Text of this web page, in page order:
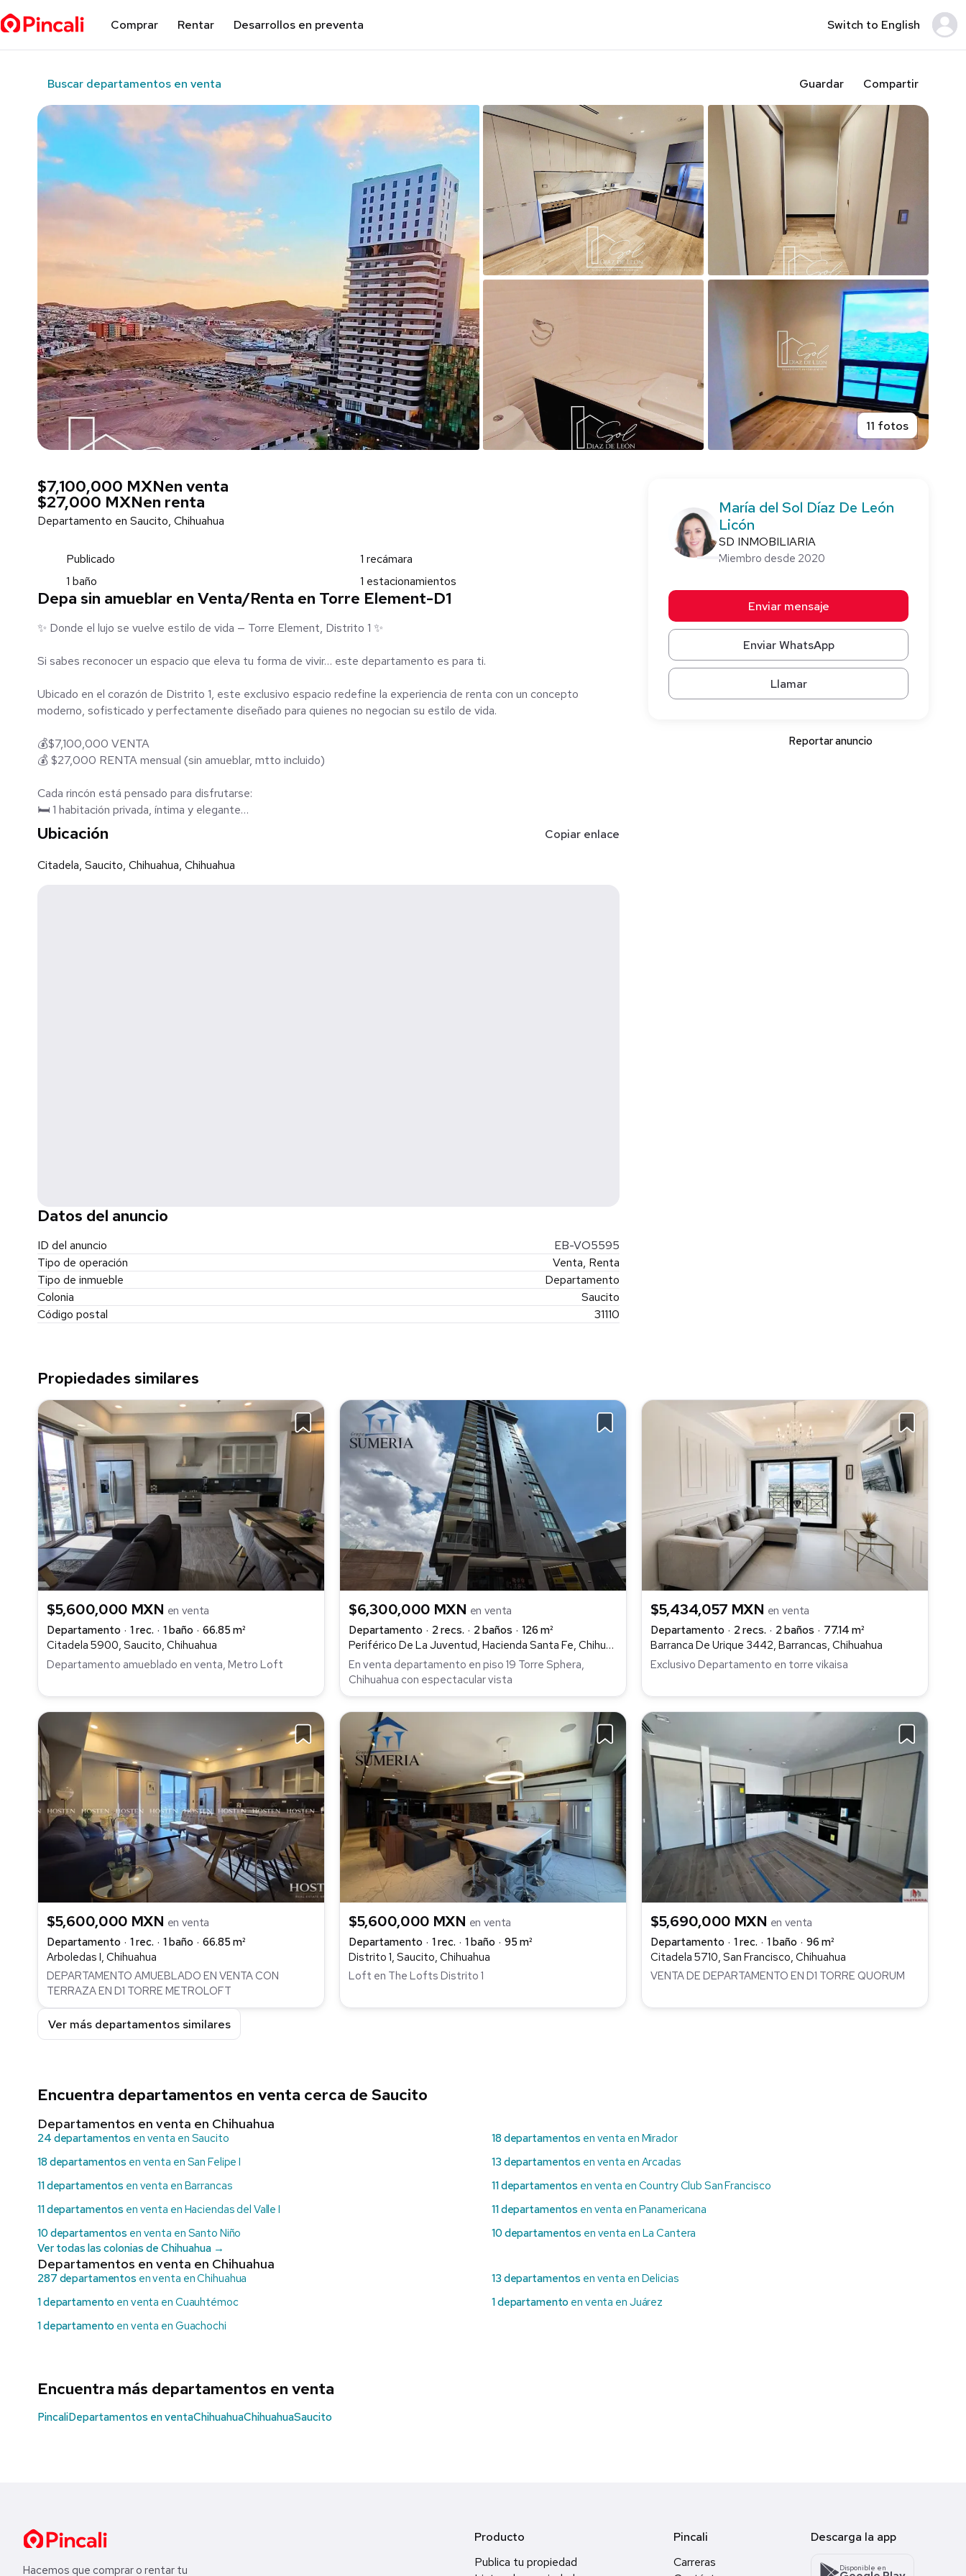
Comprar Rentar Desarrollos en preventa Switch to English
Buscar departamentos en venta Guardar Compartir
11 fotos
$7,100,000 MXNen venta
$27,000 MXNen renta
Departamento en Saucito, Chihuahua
Publicado
1 recámara
1 baño
1 estacionamientos
Depa sin amueblar en Venta/Renta en Torre Element-D1
✨ Donde el lujo se vuelve estilo de vida — Torre Element, Distrito 1 ✨
Si sabes reconocer un espacio que eleva tu forma de vivir… este departamento es para ti.
Ubicado en el corazón de Distrito 1, este exclusivo espacio redefine la experiencia de renta con un concepto
moderno, sofisticado y perfectamente diseñado para quienes no negocian su estilo de vida.
💰$7,100,000 VENTA
💰 $27,000 RENTA mensual (sin amueblar, mtto incluido)
Cada rincón está pensado para disfrutarse:
🛏 1 habitación privada, íntima y elegante
🚿 1 baño con acabados contemporáneos
🍽 Cocina equipada, perfecta para tu día a día o para recibir
🛋 Sala con atmósfera cálida y diseño limpio
🪑 Comedor ideal para momentos memorables
Ubicación Copiar enlace
Citadela, Saucito, Chihuahua, Chihuahua
Datos del anuncio
ID del anuncio
EB-VO5595
Tipo de operación
Venta, Renta
Tipo de inmueble
Departamento
Colonia
Saucito
Código postal
31110
María del Sol Díaz De León
Licón
SD INMOBILIARIA
Miembro desde 2020
Enviar mensaje
Enviar WhatsApp
Llamar
Reportar anuncio
Propiedades similares
$5,600,000 MXN en venta
Departamento
1 rec. 1 baño
66.85 m²
Citadela 5900, Saucito, Chihuahua
Departamento amueblado en venta, Metro Loft
$6,300,000 MXN en venta
Departamento
2 recs. 2 baños
126 m²
Periférico De La Juventud, Hacienda Santa Fe, Chihuahua
En venta departamento en piso 19 Torre Sphera,
Chihuahua con espectacular vista
$5,434,057 MXN en venta
Departamento
2 recs. 2 baños
77.14 m²
Barranca De Urique 3442, Barrancas, Chihuahua
Exclusivo Departamento en torre vikaisa
$5,600,000 MXN en venta
Departamento
1 rec. 1 baño
66.85 m²
Arboledas I, Chihuahua
DEPARTAMENTO AMUEBLADO EN VENTA CON
TERRAZA EN D1 TORRE METROLOFT
$5,600,000 MXN en venta
Departamento
1 rec. 1 baño
95 m²
Distrito 1, Saucito, Chihuahua
Loft en The Lofts Distrito 1
$5,690,000 MXN en venta
Departamento
1 rec. 1 baño
96 m²
Citadela 5710, San Francisco, Chihuahua
VENTA DE DEPARTAMENTO EN D1 TORRE QUORUM
Ver más departamentos similares
Encuentra departamentos en venta cerca de Saucito
Departamentos en venta en Chihuahua
24 departamentos en venta en Saucito 18 departamentos en venta en Mirador
18 departamentos en venta en San Felipe I 13 departamentos en venta en Arcadas
11 departamentos en venta en Barrancas 11 departamentos en venta en Country Club San Francisco
11 departamentos en venta en Haciendas del Valle I 11 departamentos en venta en Panamericana
10 departamentos en venta en Santo Niño 10 departamentos en venta en La Cantera
Ver todas las colonias de Chihuahua →
Departamentos en venta en Chihuahua
287 departamentos en venta en Chihuahua 13 departamentos en venta en Delicias
1 departamento en venta en Cuauhtémoc 1 departamento en venta en Juárez
1 departamento en venta en Guachochi
Encuentra más departamentos en venta
PincaliDepartamentos en ventaChihuahuaChihuahuaSaucito
Hacemos que comprar o rentar tu
Producto
Publica tu propiedad
Pincali
Carreras
Descarga la app
Disponible en